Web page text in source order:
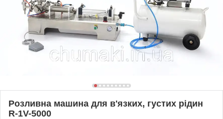
Розливна машина для в'язких, густих рідин
R-1V-5000